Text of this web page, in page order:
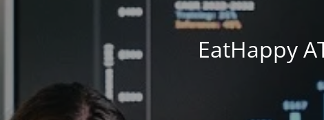
EatHappy